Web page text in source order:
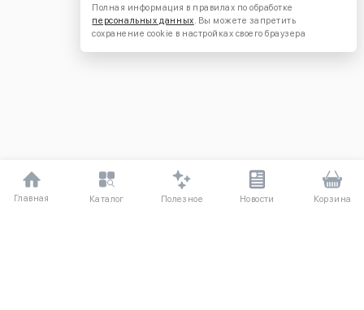
Главная Каталог Полезное Новости Корзина
Полная информация в правилах по обработке
персональных данных. Вы можете запретить
сохранение cookie в настройках своего браузера